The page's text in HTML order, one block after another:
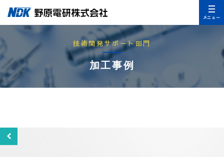
メニュー
技術開発サポート部門
加工事例